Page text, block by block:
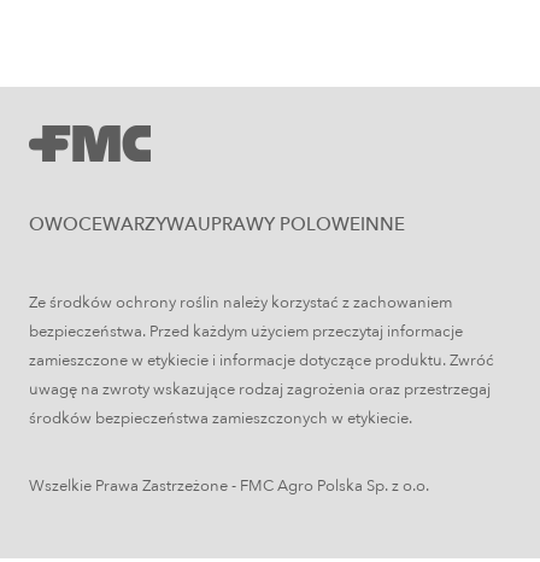
Uprawy polowe
Łokaś garbatek – jak rozpoznać
szkodnika i ograniczyć szkody w
OWOCEWARZYWAUPRAWY POLOWEINNE
Ze środków ochrony roślin należy korzystać z zachowaniem
bezpieczeństwa. Przed każdym użyciem przeczytaj informacje
zamieszczone w etykiecie i informacje dotyczące produktu. Zwróć
uwagę na zwroty wskazujące rodzaj zagrożenia oraz przestrzegaj
środków bezpieczeństwa zamieszczonych w etykiecie.
Wszelkie Prawa Zastrzeżone - FMC Agro Polska Sp. z o.o.